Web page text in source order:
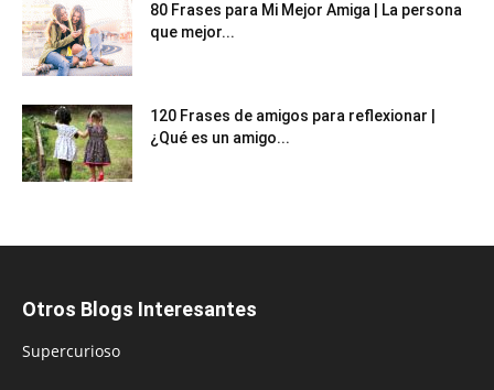
80 Frases para Mi Mejor Amiga | La persona
que mejor...
120 Frases de amigos para reflexionar |
¿Qué es un amigo...
Otros Blogs Interesantes
Supercurioso